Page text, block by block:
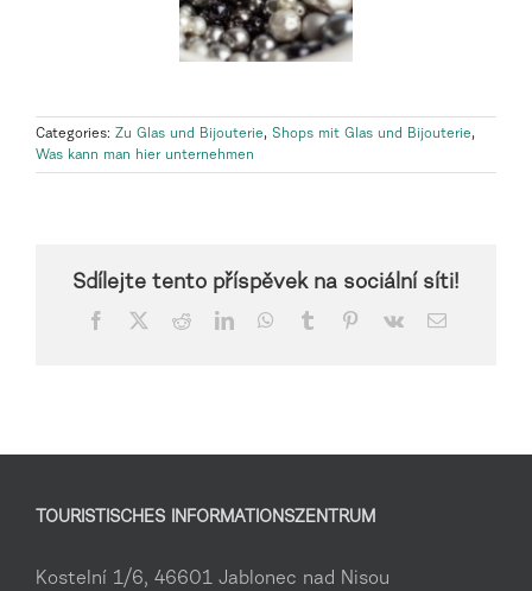
Categories: Zu Glas und Bijouterie, Shops mit Glas und Bijouterie,
Was kann man hier unternehmen
Sdílejte tento příspěvek na sociální síti!
Facebook RedditLinkedInWhatsApp
Tumblr Pinterest
Vk Email
TOURISTISCHES INFORMATIONSZENTRUM
Kostelní 1/6, 46601 Jablonec nad Nisou